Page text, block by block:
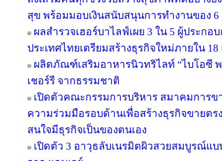
สุข พร้อมมอบเงินสนับสนุนการทำงานของ
ผลสำรวจเฮอร์บาไลฟ์เผย 3 ใน 5 ผู้ประกอ
ประเทศไทยเตรียมสร้างธุรกิจใหม่ภายใน 18
ผลิตภัณฑ์เสริมอาหารนิวทริไลท์ “ไบโอซี
เชอร์รี จากธรรมชาติ
เปิดตัวคณะกรรมการบริหาร สมาคมการ
ความร่วมมือรอบด้านเพื่อสร้างธุรกิจขายตร
สนใจมีธุรกิจเป็นของตนเอง
เปิดตัว 3 อาวุธลับเนรมิตผิวสวยสมบูรณ์แบ